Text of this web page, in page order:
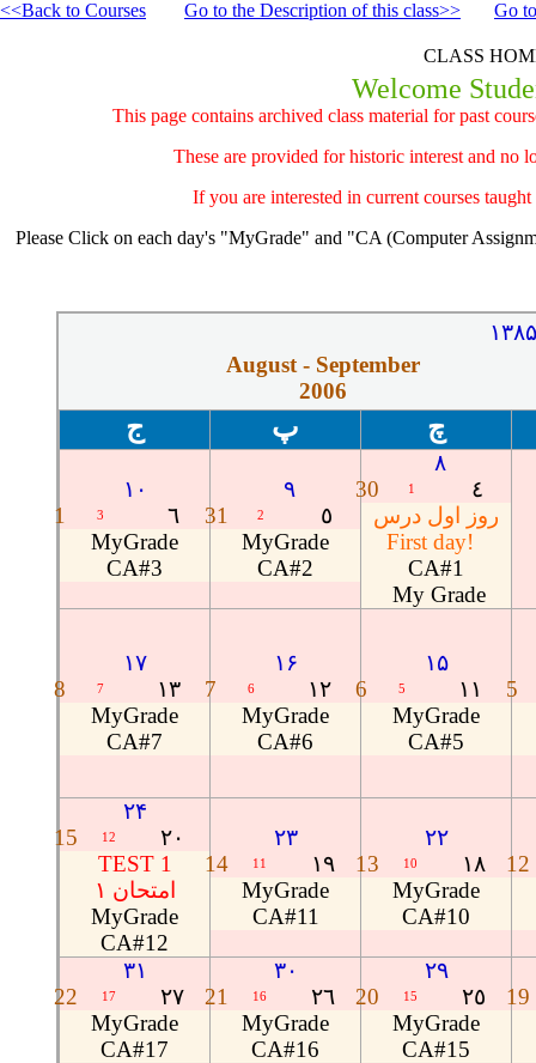
<<Back to Courses Go to the Description of this class>> Go
CLASS
Welcome
This page contains archived class material for past
These are provided for historic interest and no
If you are interested in current courses
Please Click on each day's "MyGrade" and "CA (Computer
۱۳۸۵
August - September
2006
چ پ ج
۸
٤
1
30
روز اول درس
First day!
CA#1
My Grade
۹
٥
2
31
MyGrade
CA#2
۱۰
٦
3
1
MyGrade
CA#3
5
۱۵
١١
5
6
MyGrade
CA#5
۱۶
١٢
6
7
MyGrade
CA#6
۱۷
١٣
7
8
MyGrade
CA#7
12
۲۲
١٨
10
13
MyGrade
CA#10
۲۳
١٩
11
14
MyGrade
CA#11
۲۴
٢٠
12
15
TEST 1
امتحان ۱
MyGrade
CA#12
19
۲۹
٢٥
15
20
MyGrade
CA#15
۳۰
٢٦
16
21
MyGrade
CA#16
۳۱
٢٧
17
22
MyGrade
CA#17